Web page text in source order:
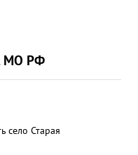
МО РФ
село Старая